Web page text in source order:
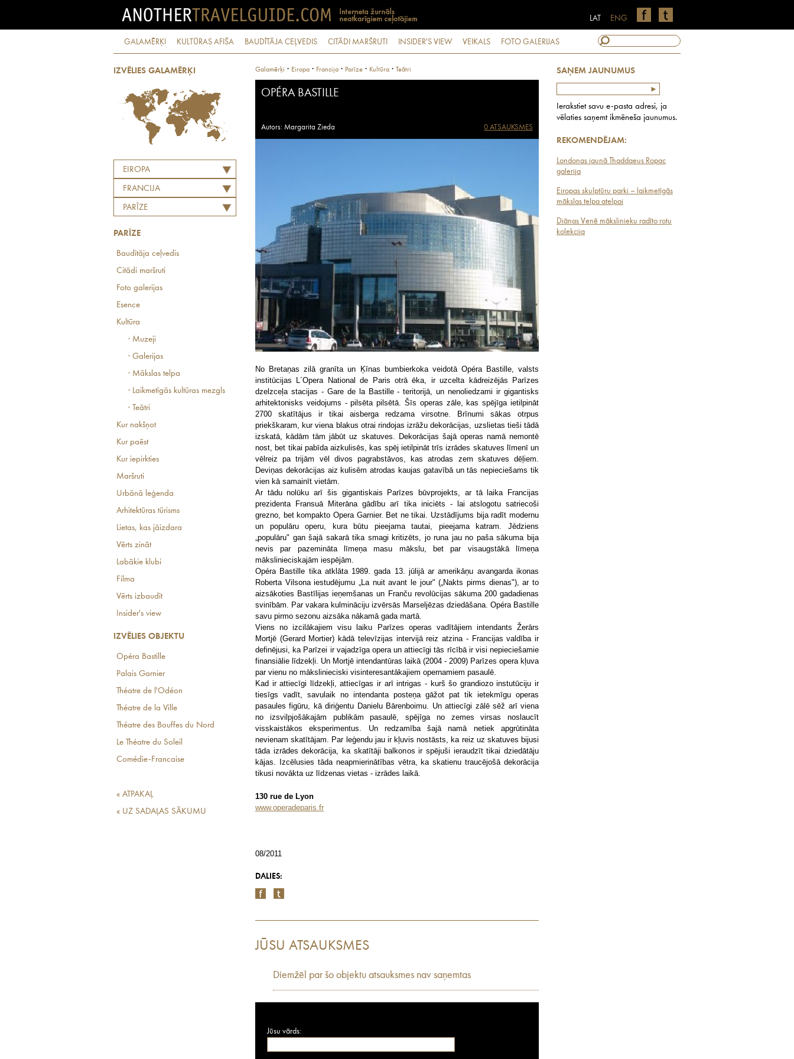
ENG
LAT
GALAMĒRĶI KULTŪRAS AFIŠA BAUDĪTĀJA CEĻVEDIS CITĀDI MARŠRUTI INSIDER'S VIEW VEIKALS FOTO GALERIJAS
IZVĒLIES GALAMĒRĶI
EIROPA
FRANCIJA
PARĪZE
PARĪZE
Baudītāja ceļvedis
Citādi maršruti
Foto galerijas
Esence
Kultūra
· Muzeji
· Galerijas
· Mākslas telpa
· Laikmetīgās kultūras mezgls
· Teātri
Kur nakšņot
Kur paēst
Kur iepirkties
Maršruti
Urbānā leģenda
Arhitektūras tūrisms
Lietas, kas jāizdara
Vērts zināt
Labākie klubi
Filma
Vērts izbaudīt
Insider's view
IZVĒLIES OBJEKTU
Opéra Bastille
Palais Garnier
Théatre de l'Odéon
Théatre de la Ville
Théatre des Bouffes du Nord
Le Théatre du Soleil
Comédie-Francaise
« ATPAKAĻ
« UZ SADAĻAS SĀKUMU
SAŅEM JAUNUMUS
Ierakstiet savu e-pasta adresi, ja
vēlaties saņemt ikmēneša jaunumus.
REKOMENDĒJAM:
Londonas jaunā Thaddaeus Ropac
galerija
Eiropas skulptūru parki – laikmetīgās
mākslas telpa atelpai
Diānas Venē mākslinieku radīto rotu
kolekcija
Galamērķi · Eiropa · Francija · Parīze · Kultūra · Teātri
OPÉRA BASTILLE
Autors: Margarita Zieda 0 ATSAUKSMES
No Bretaņas zilā granīta un Ķīnas bumbierkoka veidotā Opéra Bastille, valsts
institūcijas L´Opera National de Paris otrā ēka, ir uzcelta kādreizējās Parīzes
dzelzceļa stacijas - Gare de la Bastille - teritorijā, un nenoliedzami ir gigantisks
arhitektonisks veidojums - pilsēta pilsētā. Šīs operas zāle, kas spējīga ietilpināt
2700 skatītājus ir tikai aisberga redzama virsotne. Brīnumi sākas otrpus
priekškaram, kur viena blakus otrai rindojas izrāžu dekorācijas, uzslietas tieši tādā
izskatā, kādām tām jābūt uz skatuves. Dekorācijas šajā operas namā nemontē
nost, bet tikai pabīda aizkulisēs, kas spēj ietilpināt trīs izrādes skatuves līmenī un
vēlreiz pa trijām vēl divos pagrabstāvos, kas atrodas zem skatuves dēļiem.
Deviņas dekorācijas aiz kulisēm atrodas kaujas gatavībā un tās nepieciešams tik
vien kā samainīt vietām.
Ar tādu nolūku arī šis gigantiskais Parīzes būvprojekts, ar tā laika Francijas
prezidenta Fransuā Miterāna gādību arī tika iniciēts - lai atslogotu satriecoši
grezno, bet kompakto Opera Garnier. Bet ne tikai. Uzstādījums bija radīt modernu
un populāru operu, kura būtu pieejama tautai, pieejama katram. Jēdziens
„populāru" gan šajā sakarā tika smagi kritizēts, jo runa jau no paša sākuma bija
nevis par pazemināta līmeņa masu mākslu, bet par visaugstākā līmeņa
mākslinieciskajām iespējām.
Opéra Bastille tika atklāta 1989. gada 13. jūlijā ar amerikāņu avangarda ikonas
Roberta Vilsona iestudējumu „La nuit avant le jour" („Nakts pirms dienas"), ar to
aizsākoties Bastīlijas ieņemšanas un Franču revolūcijas sākuma 200 gadadienas
svinībām. Par vakara kulmināciju izvērsās Marseljēzas dziedāšana. Opéra Bastille
savu pirmo sezonu aizsāka nākamā gada martā.
Viens no izcilākajiem visu laiku Parīzes operas vadītājiem intendants Žerārs
Mortjē (Gerard Mortier) kādā televīzijas intervijā reiz atzina - Francijas valdība ir
definējusi, ka Parīzei ir vajadzīga opera un attiecīgi tās rīcībā ir visi nepieciešamie
finansiālie līdzekļi. Un Mortjē intendantūras laikā (2004 - 2009) Parīzes opera kļuva
par vienu no mākslinieciski visinteresantākajiem opernamiem pasaulē.
Kad ir attiecīgi līdzekļi, attiecīgas ir arī intrigas - kurš šo grandiozo instutūciju ir
tiesīgs vadīt, savulaik no intendanta posteņa gāžot pat tik ietekmīgu operas
pasaules figūru, kā diriģentu Danielu Bārenboimu. Un attiecīgi zālē sēž arī viena
no izsvilpjošākajām publikām pasaulē, spējīga no zemes virsas noslaucīt
visskaistākos eksperimentus. Un redzamība šajā namā netiek apgrūtināta
nevienam skatītājam. Par leģendu jau ir kļuvis nostāsts, ka reiz uz skatuves bijusi
tāda izrādes dekorācija, ka skatītāji balkonos ir spējuši ieraudzīt tikai dziedātāju
kājas. Izcēlusies tāda neapmierinātības vētra, ka skatienu traucējošā dekorācija
tikusi novākta uz līdzenas vietas - izrādes laikā.
130 rue de Lyon
www.operadeparis.fr
08/2011
DALIES:
JŪSU ATSAUKSMES
Diemžēl par šo objektu atsauksmes nav saņemtas
Jūsu vārds: